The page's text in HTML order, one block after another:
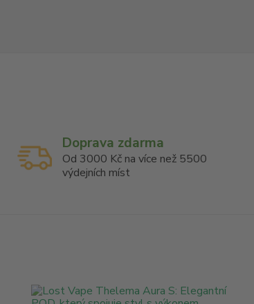
Doprava zdarma
Od 3000 Kč na více než 5500
výdejních míst